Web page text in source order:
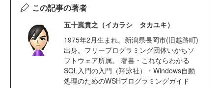
この記事の著者
五十嵐貴之（イカラシ タカユキ）
1975年2月生まれ。新潟県長岡市(旧越路町)
出身。フリープログラミング団体いかちソ
フトウェア所属。 著書・これならわかる
SQL入門の入門（翔泳社）・Windows自動
処理のためのWSHプログラミングガイド